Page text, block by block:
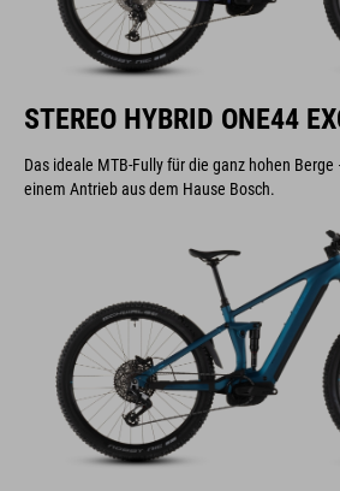
STEREO HYBRID ONE44
Das ideale MTB-Fully für die ganz hohen
einem Antrieb aus dem Hause Bosch.